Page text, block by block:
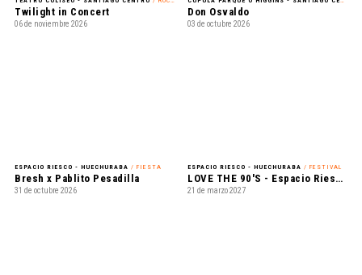
Twilight in Concert
06 de noviembre 2026
Don Osvaldo
03 de octubre 2026
ESPACIO RIESCO - HUECHURABA / FIESTA
Bresh x Pablito Pesadilla
31 de octubre 2026
ESPACIO RIESCO - HUECHURABA / FESTIVAL
LOVE THE 90'S - Espacio Riesco 2027
21 de marzo 2027